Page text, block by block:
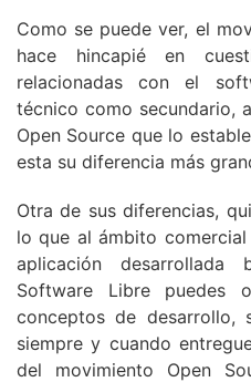
Como se puede ver, el
hace hincapié en
relacionadas con el
técnico como secundario,
Open Source que lo
esta su diferencia más
Otra de sus diferencias,
lo que al ámbito
aplicación
Software Libre puedes
conceptos de
siempre y cuando
del movimiento Open